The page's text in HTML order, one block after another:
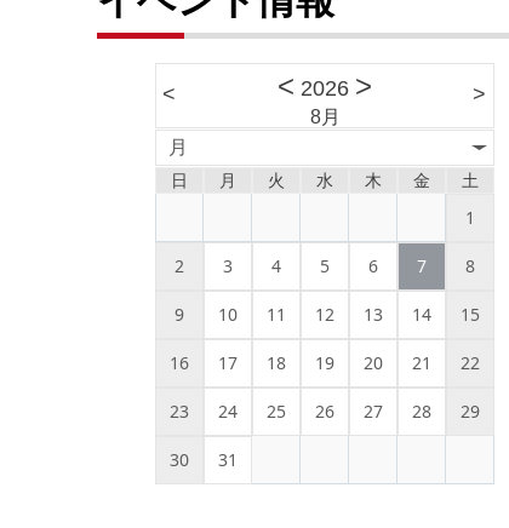
< < 2026 >
8月
>
月
日 月 火 水 木 金 土
1
2 3 4 5 6 7 8
9 10 11 12 13 14 15
16 17 18 19 20 21 22
23 24 25 26 27 28 29
30 31